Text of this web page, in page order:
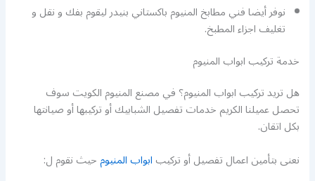
نوفر أيضا فني مطابخ المنيوم باكستاني بنيدر ليقوم بفك و نقل و
تغليف اجزاء المطبخ.
خدمة تركيب ابواب المنيوم
هل تريد تركيب ابواب المنيوم؟ في مصنع المنيوم الكويت سوف
تحصل عميلنا الكريم خدمات تفصيل الشبابيك أو تركيبها أو صيانتها
بكل اتقان.
نعنى بتأمين اعمال تفصيل أو تركيبابواب المنيومحيث نقوم ل: